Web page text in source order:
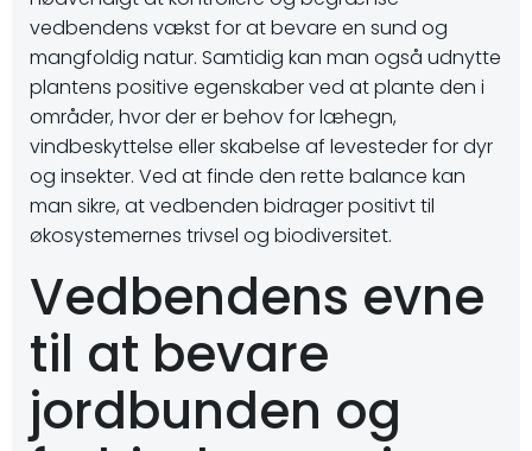
vedbendens vækst for at bevare en sund og
mangfoldig natur. Samtidig kan man også udnytte
plantens positive egenskaber ved at plante den i
områder, hvor der er behov for læhegn,
vindbeskyttelse eller skabelse af levesteder for dyr
og insekter. Ved at finde den rette balance kan
man sikre, at vedbenden bidrager positivt til
økosystemernes trivsel og biodiversitet.
Vedbendens evne
til at bevare
jordbunden og